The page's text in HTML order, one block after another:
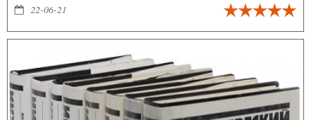
вермахта приступало к развертыванию войск в соответствии с
равно как и сроки их проведения (которые не всегда завершались
их осуществлением), определялись единолично Гитлером.
22-06-21